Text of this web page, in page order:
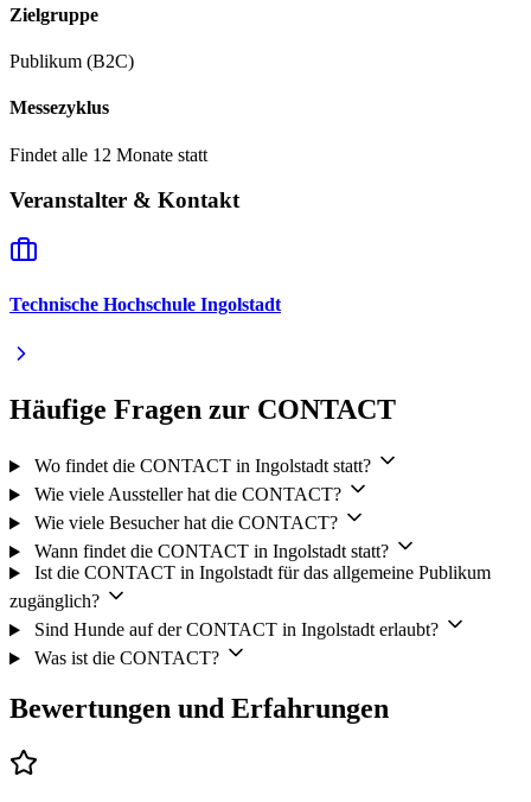
Zielgruppe
Publikum (B2C)
Messezyklus
Findet alle 12 Monate statt
Veranstalter & Kontakt
Technische Hochschule Ingolstadt
Häufige Fragen zur CONTACT
Wo findet die CONTACT in Ingolstadt statt?
Wie viele Aussteller hat die CONTACT?
Wie viele Besucher hat die CONTACT?
Wann findet die CONTACT in Ingolstadt statt?
Ist die CONTACT in Ingolstadt für das allgemeine Publikum
zugänglich?
Sind Hunde auf der CONTACT in Ingolstadt erlaubt?
Was ist die CONTACT?
Bewertungen und Erfahrungen